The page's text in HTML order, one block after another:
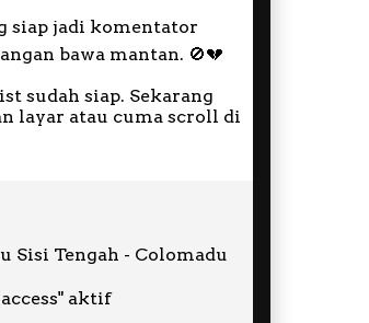
siap jadi komentator
bawa mantan. 🚫💔
sudah siap. Sekarang
layar atau cuma scroll di
Sisi Tengah - Colomadu
aktif